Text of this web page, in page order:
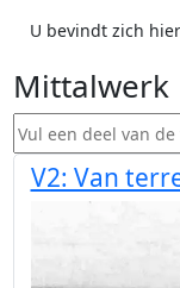
U bevindt zich
Mittalwerk
Vul een deel van de
V2: Van